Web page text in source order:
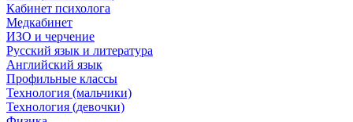
Кабинет психолога
Медкабинет
ИЗО и черчение
Русский язык и литература
Английский язык
Профильные классы
Технология (мальчики)
Технология (девочки)